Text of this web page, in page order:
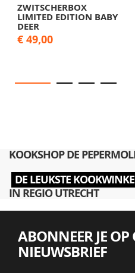
ZWITSCHERBOX
LIMITED EDITION BABY
DEER
€ 49,00
KOOKSHOP DE
DE LEUKSTE
IN REGIO UTRECHT
ABONNEER JE OP
NIEUWSBRIEF